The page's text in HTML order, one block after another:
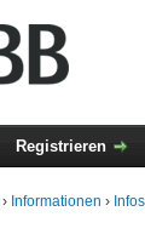
Registrieren
› Informationen › Infos